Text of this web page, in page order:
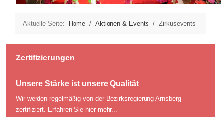
Aktuelle Seite: Home Aktionen & Events Zirkusevents
Zertifizierungen
Unsere Stärke ist unsere Qualität
Wir werden regelmäßig von der Bezirksregierung Arnsberg
zertifiziert. Erfahren Sie hier mehr...